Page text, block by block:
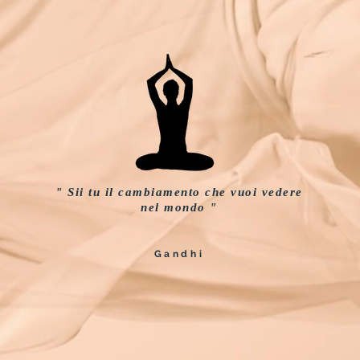
Studio ad
" Sii tu il cambiamento che vuoi vedere
nel mondo "
Gandhi